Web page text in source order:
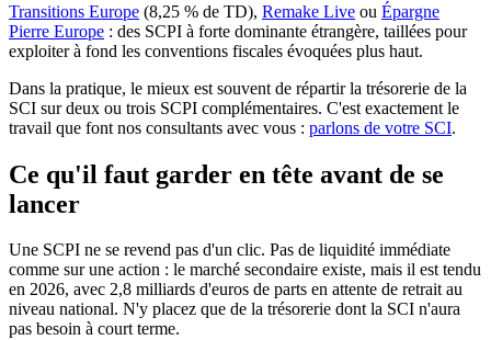
Transitions Europe (8,25 % de TD), Remake Live ou Épargne
Pierre Europe : des SCPI à forte dominante étrangère, taillées pour
exploiter à fond les conventions fiscales évoquées plus haut.
Dans la pratique, le mieux est souvent de répartir la trésorerie de la
SCI sur deux ou trois SCPI complémentaires. C'est exactement le
travail que font nos consultants avec vous : parlons de votre SCI.
Ce qu'il faut garder en tête avant de se
lancer
Une SCPI ne se revend pas d'un clic. Pas de liquidité immédiate
comme sur une action : le marché secondaire existe, mais il est tendu
en 2026, avec 2,8 milliards d'euros de parts en attente de retrait au
niveau national. N'y placez que de la trésorerie dont la SCI n'aura
pas besoin à court terme.